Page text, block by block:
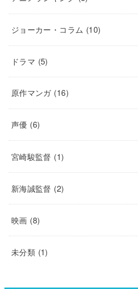
ジョーカー・コラム (10)
ドラマ (5)
原作マンガ (16)
声優 (6)
宮崎駿監督 (1)
新海誠監督 (2)
映画 (8)
未分類 (1)